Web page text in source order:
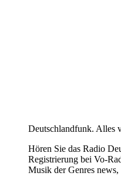
Deutschlandfunk. Alles
Hören Sie das Radio
Registrierung bei Vo-
Musik der Genres